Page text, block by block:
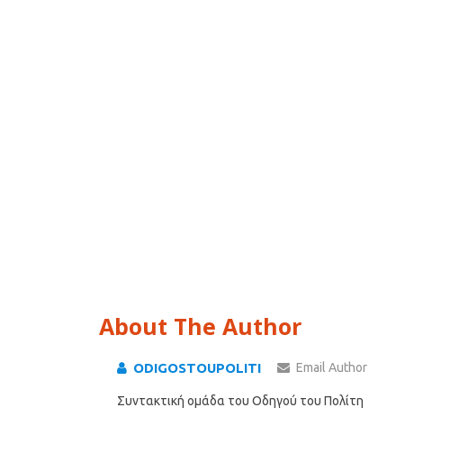
About The Author
ODIGOSTOUPOLITI Email Author
Συντακτική ομάδα του Οδηγού του Πολίτη